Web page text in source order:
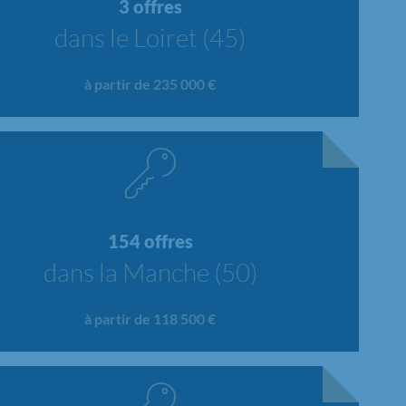
3 offres
dans le Loiret (45)
à partir de 235 000 €
154 offres
dans la Manche (50)
à partir de 118 500 €